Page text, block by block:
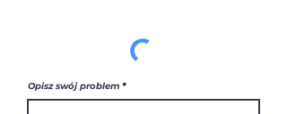
Opisz swój problem